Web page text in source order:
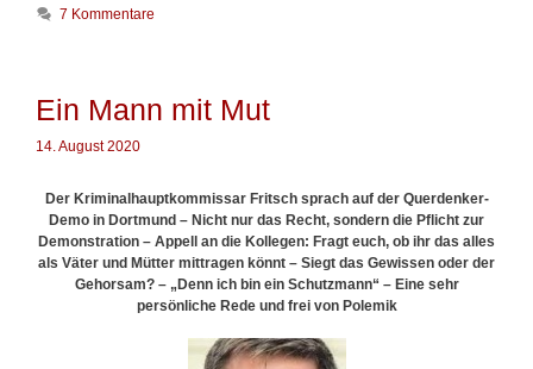
n
m
i
t
d
e
r
a
o
r
i
7 Kommentare
Ein Mann mit Mut
14. August 2020
Der Kriminalhauptkommissar Fritsch sprach auf der Querdenker-
Demo in Dortmund – Nicht nur das Recht, sondern die Pflicht zur
Demonstration – Appell an die Kollegen: Fragt euch, ob ihr das alles
als Väter und Mütter mittragen könnt – Siegt das Gewissen oder der
Gehorsam? – „Denn ich bin ein Schutzmann“ – Eine sehr
persönliche Rede und frei von Polemik